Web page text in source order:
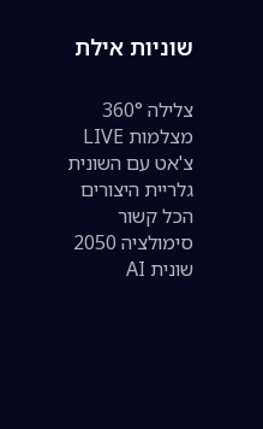
שוניות אילת
צלילה 360°
מצלמות LIVE
צ'אט עם השונית
גלריית היצורים
הכל קשור
סימולציה 2050
שונית AI